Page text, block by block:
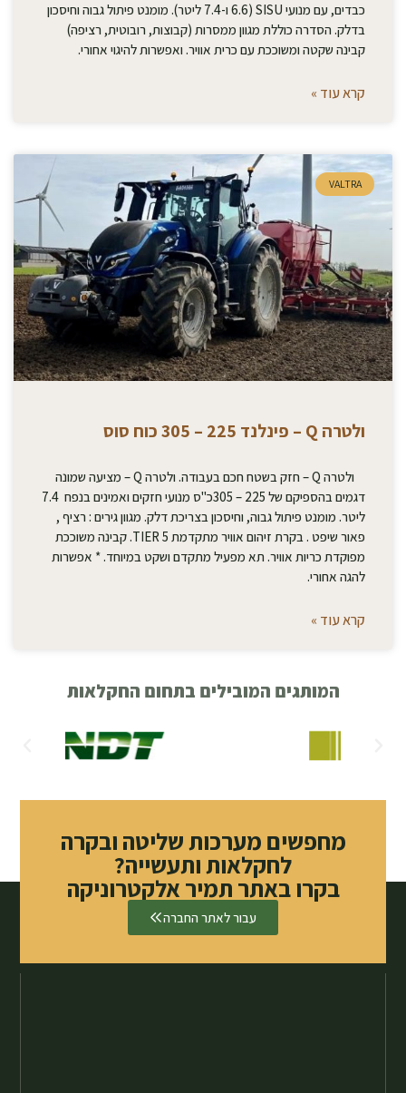
כבדים, עם מנועי SISU (6.6 ו-7.4 ליטר). מומנט פיתול גבוה וחיסכון
בדלק. הסדרה כוללת מגוון ממסרות (קבוצות, רובוטית, רציפה)
קבינה שקטה ומשוככת עם כרית אוויר. ואפשרות להיגוי אחורי.
קרא עוד »
VALTRA
ולטרה Q – פינלנד 225 – 305 כוח סוס
ולטרה Q – חזק בשטח חכם בעבודה. ולטרה Q – מציעה שמונה
דגמים בהספיקם של 225 – 305כ"ס מנועי חזקים ואמינים בנפח 7.4
ליטר. מומנט פיתול גבוה, וחיסכון בצריכת דלק. מגוון גירים : רציף ,
פאור שיפט . בקרת זיהום אוויר מתקדמת TIER 5. קבינה משוככת
מפוקדת כריות אוויר. תא מפעיל מתקדם ושקט במיוחד. * אפשרות
להגה אחורי.
קרא עוד »
המותגים המובילים בתחום החקלאות
מחפשים מערכות שליטה ובקרה
לחקלאות ותעשייה?
בקרו באתר תמיר אלקטרוניקה
עבור לאתר החברה